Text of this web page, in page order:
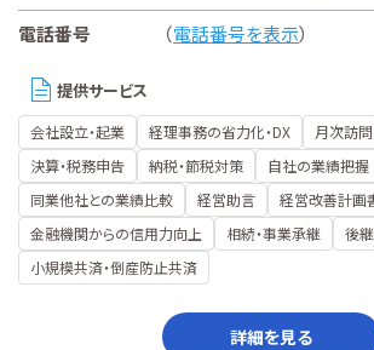
電話番号
（電話番号を表示）
提供サービス
会社設立・起業 経理事務の省力化・DX 月次訪問
決算・税務申告
納税・節税対策 自社の業績把握
同業他社との業績比較
経営助言
経営改善計画
金融機関からの信用力向上
相続・事業承継
後
小規模共済・倒産防止共済
詳細を見る